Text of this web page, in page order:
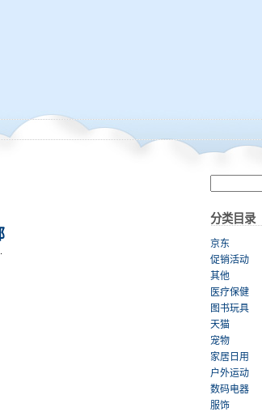
分类目录
京东
促销活动
其他
医疗保健
图书玩具
天猫
宠物
家居日用
户外运动
数码电器
服饰